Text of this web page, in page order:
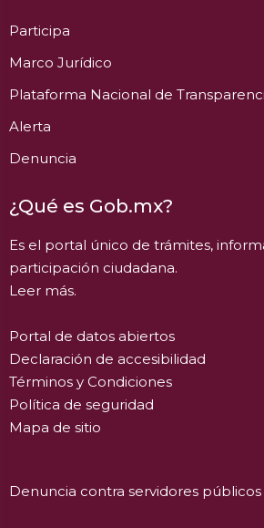
Participa
Marco Jurídico
Plataforma Nacional de
Alerta
Denuncia
¿Qué es Gob.mx?
Es el portal único de trámites,
participación ciudadana.
Leer más.
Portal de datos abiertos
Declaración de accesibilidad
Términos y Condiciones
Política de seguridad
Mapa de sitio
Denuncia contra servidores públicos